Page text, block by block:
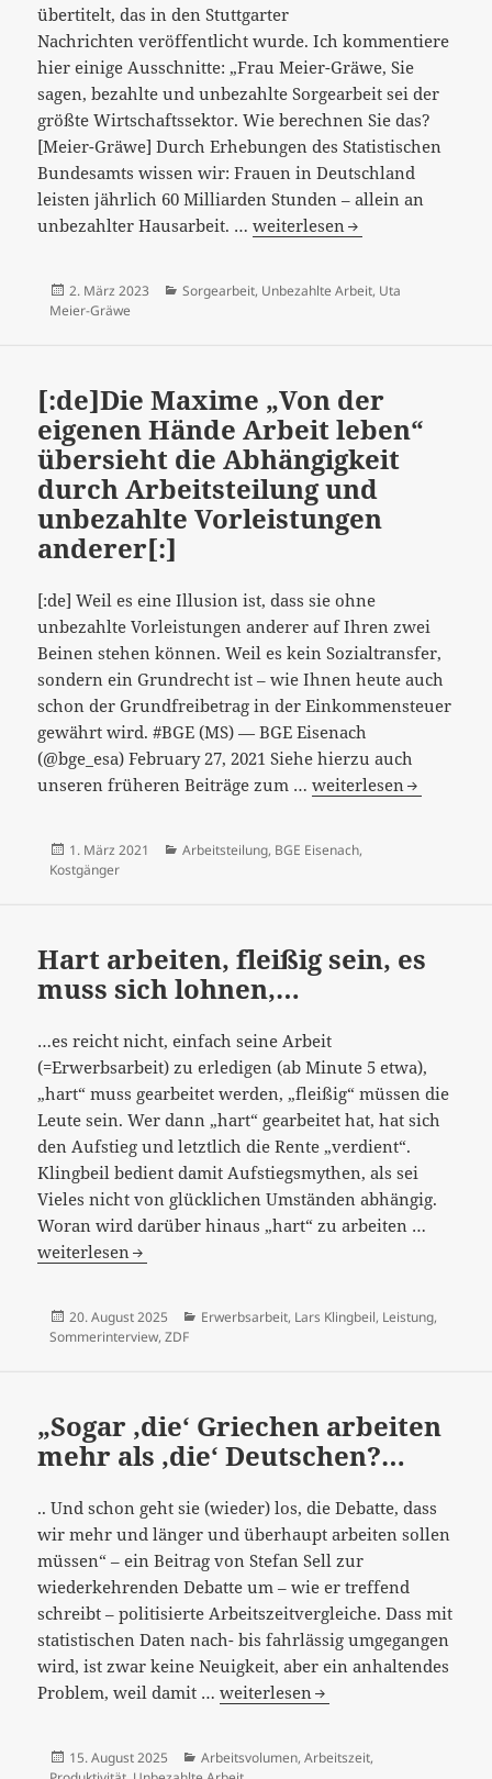
übertitelt, das in den Stuttgarter
Nachrichten veröffentlicht wurde. Ich kommentiere
hier einige Ausschnitte: „Frau Meier-Gräwe, Sie
sagen, bezahlte und unbezahlte Sorgearbeit sei der
größte Wirtschaftssektor. Wie berechnen Sie das?
[Meier-Gräwe] Durch Erhebungen des Statistischen
Bundesamts wissen wir: Frauen in Deutschland
leisten jährlich 60 Milliarden Stunden – allein an
unbezahlter Hausarbeit. …[:de]“Die
auf
von
Frauen“…
[:]
weiterlesen
Veröffentlicht
am
2. März 2023 Kategorien
Sorgearbeit, Unbezahlte Arbeit, Uta
Meier-Gräwe
[:de]Die Maxime „Von der
eigenen Hände Arbeit leben“
übersieht die Abhängigkeit
durch Arbeitsteilung und
unbezahlte Vorleistungen
anderer[:]
[:de] Weil es eine Illusion ist, dass sie ohne
unbezahlte Vorleistungen anderer auf Ihren zwei
Beinen stehen können. Weil es kein Sozialtransfer,
sondern ein Grundrecht ist – wie Ihnen heute auch
schon der Grundfreibetrag in der Einkommensteuer
gewährt wird. #BGE (MS) — BGE Eisenach
(@bge_esa) February 27, 2021 Siehe hierzu auch
unseren früheren Beiträge zum …[:de]Die
der
leben“
Abhängigkeit
durch
Arbeitsteilung
und
unbezahlte
Vorleistungen
anderer[:]
weiterlesen
Veröffentlicht
am
1. März 2021 Kategorien
Arbeitsteilung, BGE Eisenach,
Kostgänger
Hart arbeiten, fleißig sein, es
muss sich lohnen,…
…es reicht nicht, einfach seine Arbeit
(=Erwerbsarbeit) zu erledigen (ab Minute 5 etwa),
„hart“ muss gearbeitet werden, „fleißig“ müssen die
Leute sein. Wer dann „hart“ gearbeitet hat, hat sich
den Aufstieg und letztlich die Rente „verdient“.
Klingbeil bedient damit Aufstiegsmythen, als sei
Vieles nicht von glücklichen Umständen abhängig.
Woran wird darüber hinaus „hart“ zu arbeiten …
es
…
weiterlesen
Veröffentlicht
am
20. August 2025 Kategorien
Erwerbsarbeit, Lars Klingbeil, Leistung,
Sommerinterview, ZDF
„Sogar ‚die‘ Griechen arbeiten
mehr als ‚die‘ Deutschen?…
.. Und schon geht sie (wieder) los, die Debatte, dass
wir mehr und länger und überhaupt arbeiten sollen
müssen“ – ein Beitrag von Stefan Sell zur
wiederkehrenden Debatte um – wie er treffend
schreibt – politisierte Arbeitszeitvergleiche. Dass mit
statistischen Daten nach- bis fahrlässig umgegangen
wird, ist zwar keine Neuigkeit, aber ein anhaltendes
Problem, weil damit …„Sogar
arbeiten
weiterlesen
Veröffentlicht
15. August 2025 Kategorien
Arbeitsvolumen, Arbeitszeit,